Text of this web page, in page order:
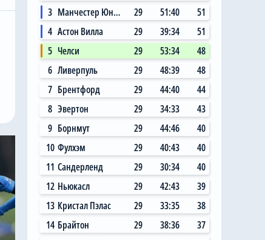
3
Манчестер Юнайтед 29 51:40
51
4 Астон Вилла 29 39:34
51
5 Челси 29 53:34
48
6 Ливерпуль 29 48:39
48
7 Брентфорд 29 44:40
44
8 Эвертон 29 34:33
43
9 Борнмут 29 44:46
40
10 Фулхэм 29 40:43
40
11 Сандерленд 29 30:34
40
12 Ньюкасл 29 42:43
39
13 Кристал Пэлас 29 33:35
38
14 Брайтон 29 38:36
37